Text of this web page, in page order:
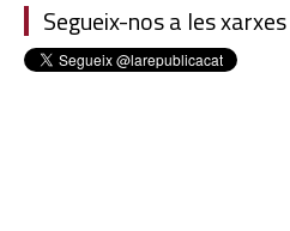
Segueix-nos a les xarxes